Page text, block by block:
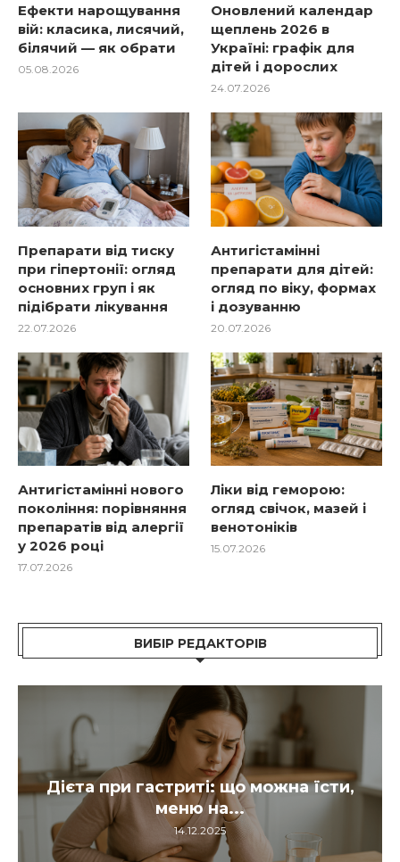
Ефекти нарощування
вій: класика, лисячий,
білячий — як обрати
05.08.2026
Оновлений календар
щеплень 2026 в
Україні: графік для
дітей і дорослих
24.07.2026
Препарати від тиску
при гіпертонії: огляд
основних груп і як
підібрати лікування
22.07.2026
Антигістамінні
препарати для дітей:
огляд по віку, формах
і дозуванню
20.07.2026
Антигістамінні нового
покоління: порівняння
препаратів від алергії
у 2026 році
17.07.2026
Ліки від геморою:
огляд свічок, мазей і
венотоніків
15.07.2026
ВИБІР РЕДАКТОРІВ
Антидепресанти: що це таке, як
діють, хто призначає...
14.12.2025